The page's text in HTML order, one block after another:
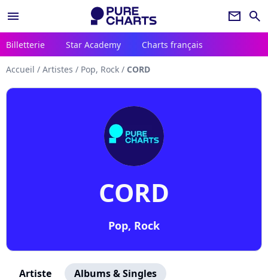
menu newsletter search
Billetterie Star Academy Charts français
Accueil / Artistes / Pop, Rock / CORD
CORD
Pop, Rock
Artiste Albums & Singles